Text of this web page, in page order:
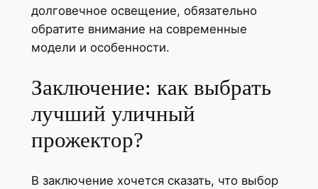
долговечное освещение, обязательно
обратите внимание на современные
модели и особенности.
Заключение: как выбрать
лучший уличный
прожектор?
В заключение хочется сказать, что выбор